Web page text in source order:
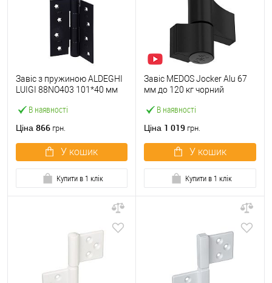
В наявності
Завіс з пружиною ALDEGHI
LUIGI 88NO403 101*40 мм
Ціна 866 грн.
У кошик
Купити в 1 клік
В наявності
Завіс MEDOS Jocker Alu 67
мм до 120 кг чорний
Ціна 1 019 грн.
У кошик
Купити в 1 клік